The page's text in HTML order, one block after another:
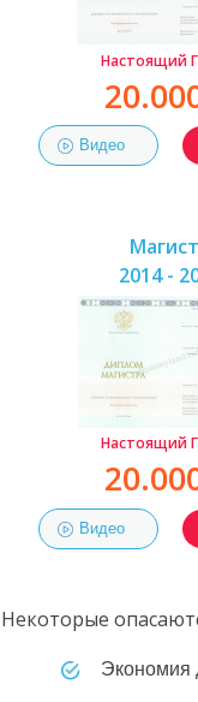
Настоящий
Видео
2014 -
Настоящий
Видео
Некоторые